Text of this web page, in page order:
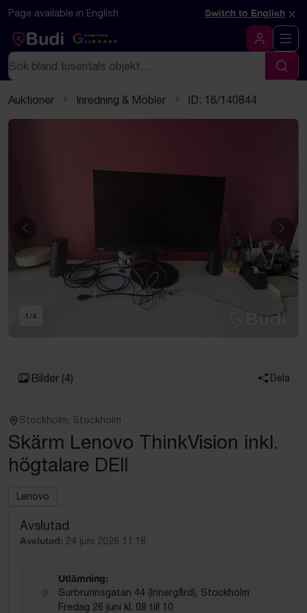
Hoppa till innehåll
Textbaserad (markdown) version av denna sida
Page available in English Switch to English ×
Google Rating
4.5
Logga in
Sök
Sök
Auktioner Inredning & Möbler ID: 16/140844
Föregående
1 /4
Bilder (4) Dela
Stockholm, Stockholm
Skärm Lenovo ThinkVision inkl.
högtalare DEll
Lenovo
Avslutad
Avslutad: 24 juni 2026 11:18
Utlämning:
Surbrunnsgatan 44 (Innergård), Stockholm
Fredag 26 juni kl. 08 till 10